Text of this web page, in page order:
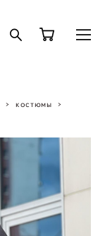
> костюмы
>